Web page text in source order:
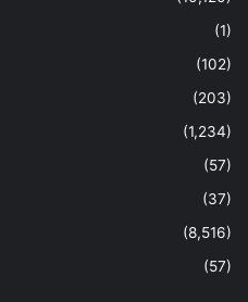
(1)
(102)
(203)
(1,234)
(57)
(37)
(8,516)
(57)